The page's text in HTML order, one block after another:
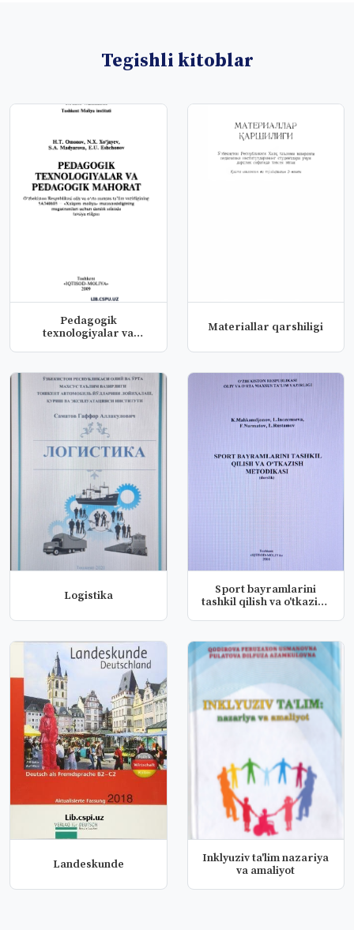
Tegishli kitoblar
Pedagogik
texnologiyalar va
Materiallar qarshiligi
Logistika
Sport bayramlarini
tashkil qilish va o'tkazish
Landeskunde
Inklyuziv ta'lim nazariya
va amaliyot